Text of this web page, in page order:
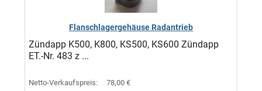
Flanschlagergehäuse Radantrieb
Zündapp K500, K800, KS500, KS600 Zündapp
ET.-Nr. 483 z ...
Netto-Verkaufspreis: 78,00 €